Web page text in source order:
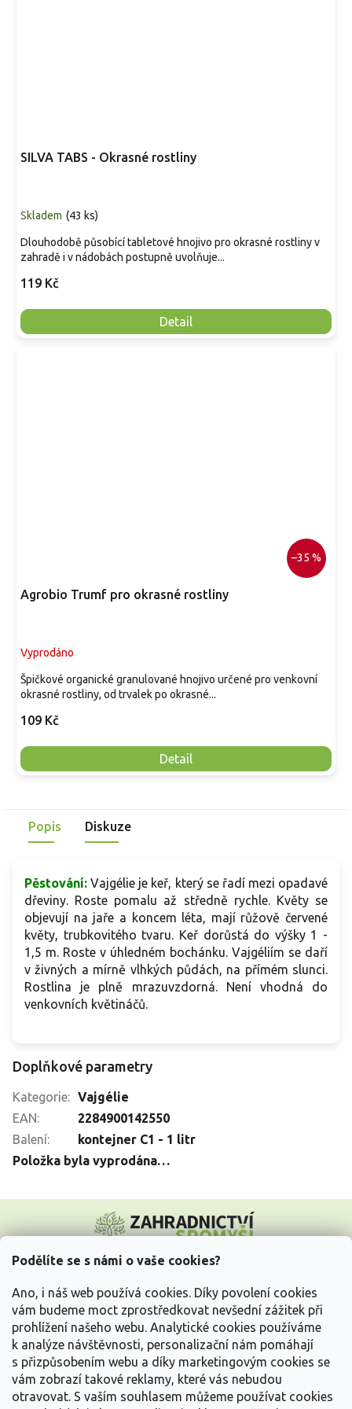
Podělíte se s námi o vaše cookies?
Ano, i náš web používá cookies. Díky povolení cookies
vám budeme moct zprostředkovat nevšední zážitek při
prohlížení našeho webu. Analytické cookies používáme
k analýze návštěvnosti, personalizační nám pomáhají
s přizpůsobením webu a díky marketingovým cookies se
vám zobrazí takové reklamy, které vás nebudou
otravovat. S vaším souhlasem můžeme používat cookies
SILVA TABS - Okrasné rostliny
Skladem (43 ks)
119 Kč
Detail
Dlouhodobě působící tabletové hnojivo pro okrasné rostliny v
zahradě i v nádobách postupně uvolňuje...
–35 %
Agrobio Trumf pro okrasné rostliny
Vyprodáno
109 Kč
Detail
Špičkové organické granulované hnojivo určené pro venkovní
okrasné rostliny, od trvalek po okrasné...
Popis Diskuze
Pěstování: Vajgélie je keř, který se řadí mezi opadavé
dřeviny. Roste pomalu až středně rychle. Květy se
objevují na jaře a koncem léta, mají růžově červené
květy, trubkovitého tvaru. Keř dorůstá do výšky 1 -
1,5 m. Roste v úhledném bochánku. Vajgéliím se daří
v živných a mírně vlhkých půdách, na přímém slunci.
Rostlina je plně mrazuvzdorná. Není vhodná do
venkovních květináčů.
Doplňkové parametry
Kategorie: Vajgélie
EAN:
2284900142550
Balení:
kontejner C1 - 1 litr
Položka byla vyprodána…
p
Vše o nákupu
Informace pro Vás
Kontakujte nás